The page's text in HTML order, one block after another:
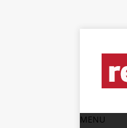
MENU